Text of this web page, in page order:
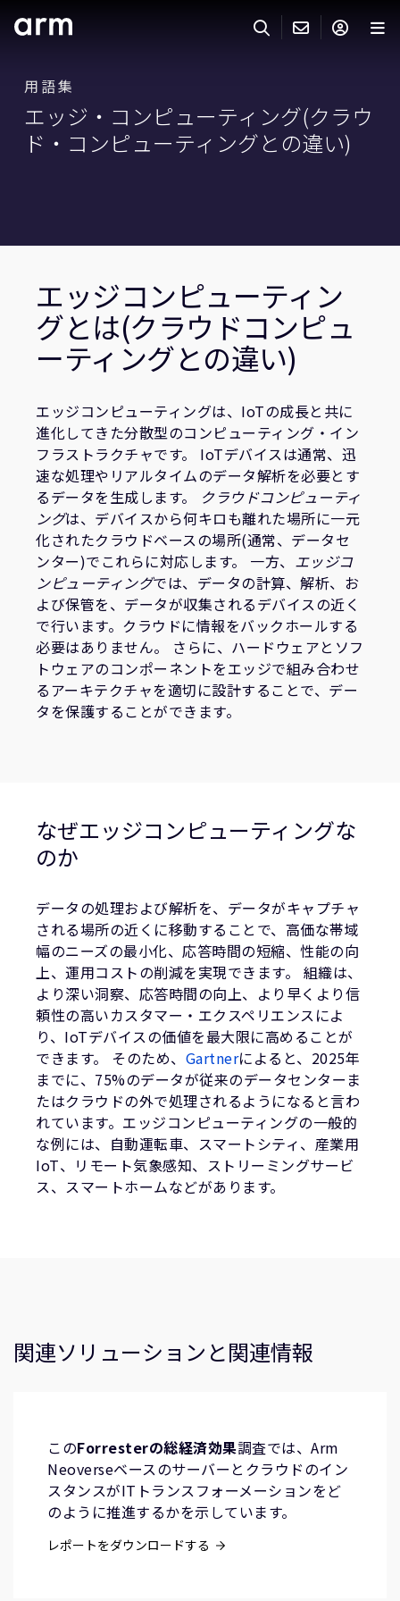
Skip to Footer
サポート
IP サポート
企業様向けFlexible Access
その他のお問い合わせ
Arm Integrity Helpline
教育関連
人材採用
研究連携
ウェブサイト
IR関連
セキュリティ脆弱性の報告
グローバル本社
110 Fulbourn Road
Cambridge, UK
CB1 9NJ
Tel: + 44(1223) 400 400 [main reception]
Fax: + 44(1223) 400 410
全てのオフィスを見る
Armアカウント
製品
分野
開発
サポート&トレーニング
企業情報
用語集
エッジ・コンピューティング(クラウ
ド・コンピューティングとの違い)
エッジコンピューティン
グとは(クラウドコンピュ
ーティングとの違い)
エッジコンピューティングは、IoTの成長と共に
進化してきた分散型のコンピューティング・イン
フラストラクチャです。 IoTデバイスは通常、迅
速な処理やリアルタイムのデータ解析を必要とす
るデータを生成します。
クラウドコンピューティ
ングは、デバイスから何キロも離れた場所に一元
化されたクラウドベースの場所(通常、データセ
ンター)でこれらに対応します。 一方、 エッジコ
ンピューティングでは、データの計算、解析、お
よび保管を、データが収集されるデバイスの近く
で行います。クラウドに情報をバックホールする
必要はありません。 さらに、ハードウェアとソフ
トウェアのコンポーネントをエッジで組み合わせ
るアーキテクチャを適切に設計することで、デー
タを保護することができます。
なぜエッジコンピューティングな
のか
データの処理および解析を、データがキャプチャ
される場所の近くに移動することで、高価な帯域
幅のニーズの最小化、応答時間の短縮、性能の向
上、運用コストの削減を実現できます。 組織は、
より深い洞察、応答時間の向上、より早くより信
頼性の高いカスタマー・エクスペリエンスによ
り、IoTデバイスの価値を最大限に高めることが
できます。 そのため、 Gartnerによると、2025年
までに、75%のデータが従来のデータセンターま
たはクラウドの外で処理されるようになると言わ
れています。エッジコンピューティングの一般的
な例には、自動運転車、スマートシティ、産業用
IoT、リモート気象感知、ストリーミングサービ
ス、スマートホームなどがあります。
関連ソリューションと関連情報
このForresterの総経済効果調査では、Arm
Neoverseベースのサーバーとクラウドのイン
スタンスがITトランスフォーメーションをど
のように推進するかを示しています。
レポートをダウンロードする